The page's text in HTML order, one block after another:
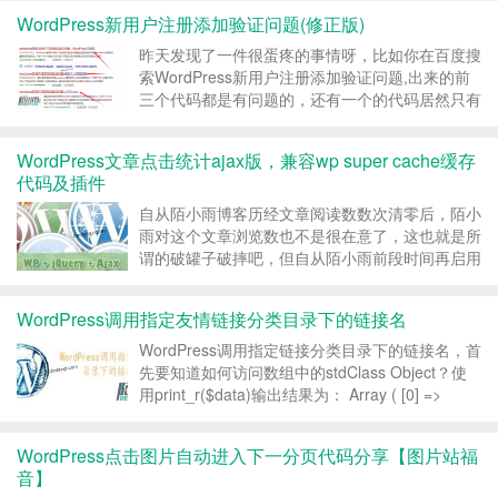
文：设置→常规→站点语...
WordPress新用户注册添加验证问题(修正版)
昨天发现了一件很蛋疼的事情呀，比如你在百度搜
索WordPress新用户注册添加验证问题,出来的前
三个代码都是有问题的，还有一个的代码居然只有
一个验证问答，避免一些垃圾用户，也可以利用这
WordPress文章点击统计ajax版，兼容wp super cache缓存
代码及插件
自从陌小雨博客历经文章阅读数数次清零后，陌小
雨对这个文章浏览数也不是很在意了，这也就是所
谓的破罐子破摔吧，但自从陌小雨前段时间再启用
文章浏览数一直是1、2、3啥的不好是吧。 相关
文...
WordPress调用指定友情链接分类目录下的链接名
WordPress调用指定链接分类目录下的链接名，首
先要知道如何访问数组中的stdClass Object？使
用print_r($data)输出结果为： Array ( [0] =>
WordPress点击图片自动进入下一分页代码分享【图片站福
音】